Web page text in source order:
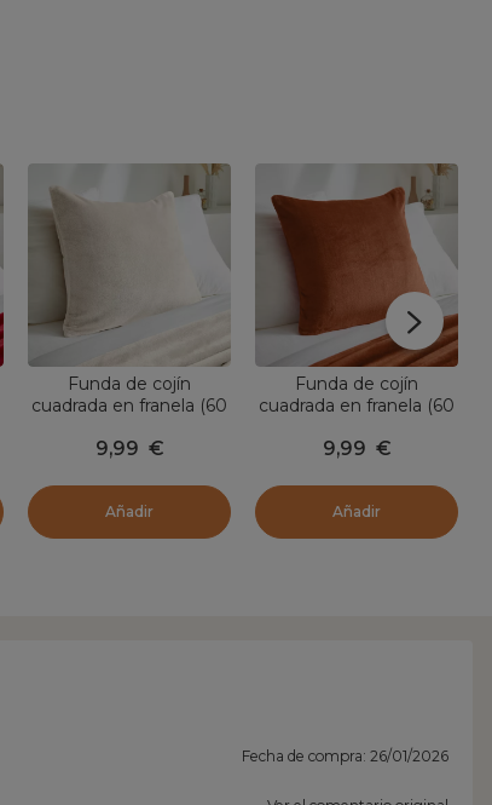
Funda de cojín
cuadrada en franela (60
greige
9,99 €
Añadir
Funda de cojín
cuadrada en franela (60
9,99 €
Añadir
Fecha de compra: 26/01/2026